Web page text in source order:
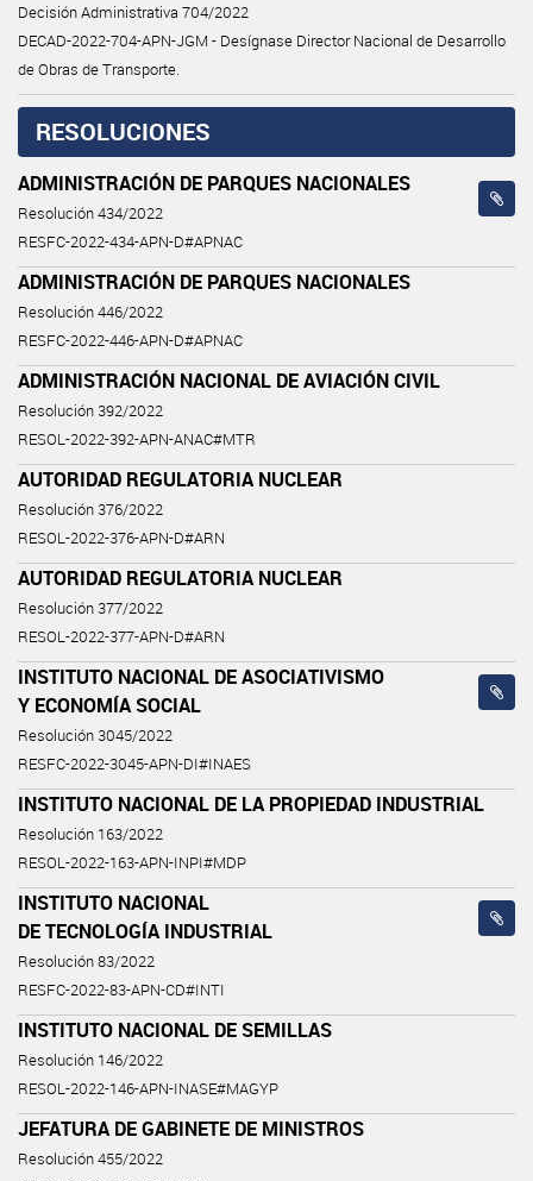
Decisión Administrativa 704/2022
DECAD-2022-704-APN-JGM - Desígnase Director Nacional de Desarrollo
de Obras de Transporte.
RESOLUCIONES
ADMINISTRACIÓN DE PARQUES NACIONALES
Resolución 434/2022
RESFC-2022-434-APN-D#APNAC
ADMINISTRACIÓN DE PARQUES NACIONALES
Resolución 446/2022
RESFC-2022-446-APN-D#APNAC
ADMINISTRACIÓN NACIONAL DE AVIACIÓN CIVIL
Resolución 392/2022
RESOL-2022-392-APN-ANAC#MTR
AUTORIDAD REGULATORIA NUCLEAR
Resolución 376/2022
RESOL-2022-376-APN-D#ARN
AUTORIDAD REGULATORIA NUCLEAR
Resolución 377/2022
RESOL-2022-377-APN-D#ARN
INSTITUTO NACIONAL DE ASOCIATIVISMO
Y ECONOMÍA SOCIAL
Resolución 3045/2022
RESFC-2022-3045-APN-DI#INAES
INSTITUTO NACIONAL DE LA PROPIEDAD INDUSTRIAL
Resolución 163/2022
RESOL-2022-163-APN-INPI#MDP
INSTITUTO NACIONAL
DE TECNOLOGÍA INDUSTRIAL
Resolución 83/2022
RESFC-2022-83-APN-CD#INTI
INSTITUTO NACIONAL DE SEMILLAS
Resolución 146/2022
RESOL-2022-146-APN-INASE#MAGYP
JEFATURA DE GABINETE DE MINISTROS
Resolución 455/2022